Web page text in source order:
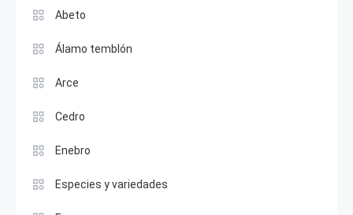
Abeto
Álamo temblón
Arce
Cedro
Enebro
Especies y variedades